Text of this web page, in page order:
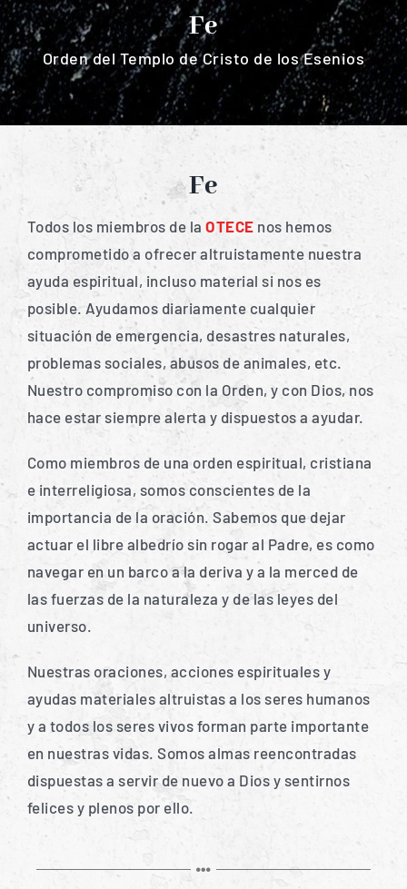
Los portadores de la verdad
Objetivos
Proyectos de ayuda
Galería
Vídeos
Fe
Español
Fe
Orden del Templo de Cristo de los Esenios
Fe
Todos los miembros de laOTECE nos hemos
comprometido a ofrecer altruistamente nuestra
ayuda espiritual, incluso material si nos es
posible. Ayudamos diariamente cualquier
situación de emergencia, desastres naturales,
problemas sociales, abusos de animales, etc.
Nuestro compromiso con la Orden, y con Dios, nos
hace estar siempre alerta y dispuestos a ayudar.
Como miembros de una orden espiritual, cristiana
e interreligiosa, somos conscientes de la
importancia de la oración. Sabemos que dejar
actuar el libre albedrío sin rogar al Padre, es como
navegar en un barco a la deriva y a la merced de
las fuerzas de la naturaleza y de las leyes del
universo.
Nuestras oraciones, acciones espirituales y
ayudas materiales altruistas a los seres humanos
y a todos los seres vivos forman parte importante
en nuestras vidas. Somos almas reencontradas
dispuestas a servir de nuevo a Dios y sentirnos
felices y plenos por ello.